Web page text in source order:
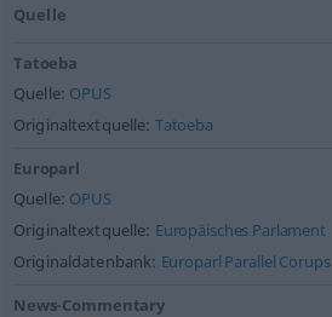
Quelle
Tatoeba
Quelle: OPUS
Originaltextquelle: Tatoeba
Europarl
Quelle: OPUS
Originaltextquelle: Europäisches Parlament
Originaldatenbank: Europarl Parallel Corups
News-Commentary